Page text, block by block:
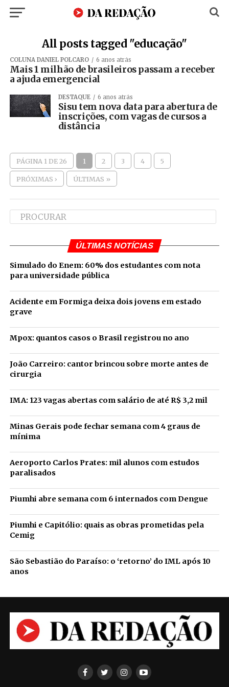
All posts tagged "educação"
COLUNA DANIEL POLCARO 6 anos atrás
Mais 1 milhão de brasileiros passam a receber
a ajuda emergencial
DESTAQUE 6 anos atrás
Sisu tem nova data para abertura de
inscrições, com vagas de cursos a
distância
PÁGINA 1 DE 26 1 2 3 4 5
PRÓXIMAS › ÚLTIMAS »
ÚLTIMAS NOTÍCIAS
Simulado do Enem: 60% dos estudantes com nota
para universidade pública
Acidente em Formiga deixa dois jovens em estado
grave
Mpox: quantos casos o Brasil registrou no ano
João Carreiro: cantor brincou sobre morte antes de
cirurgia
IMA: 123 vagas abertas com salário de até R$ 3,2 mil
Minas Gerais pode fechar semana com 4 graus de
mínima
Aeroporto Carlos Prates: mil alunos com estudos
paralisados
Piumhi abre semana com 6 internados com Dengue
Piumhi e Capitólio: quais as obras prometidas pela
Cemig
São Sebastião do Paraíso: o ‘retorno’ do IML após 10
anos